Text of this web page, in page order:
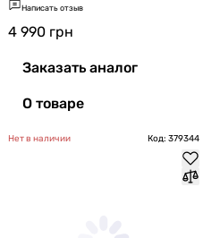
Написать отзыв
4 990 грн
Заказать аналог
О товаре
Нет в наличии Код: 379344